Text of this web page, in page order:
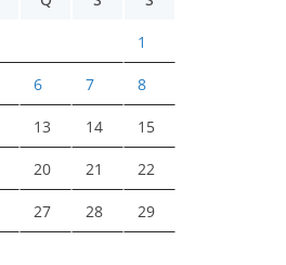
1
6 7 8
13 14 15
20 21 22
27 28 29